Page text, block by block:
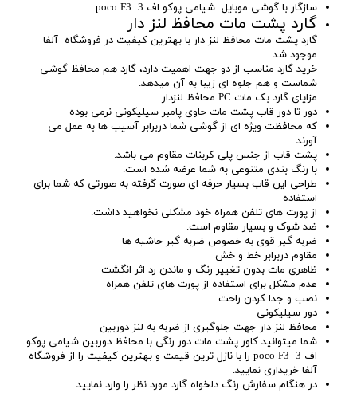
سازگار با گوشی موبایل: شیامی پوکو اف 3 poco F3
گارد پشت مات محافظ لنز دار
گارد پشت مات محافظ لنز دار با بهترین کیفیت در فروشگاه آلفا
موجود شد.
خرید گارد مناسب از دو جهت اهمیت دارد، گارد هم محافظ گوشی
شماست و هم جلوه ای زیبا به آن میدهد.
مزایای گارد بک مات PC محافظ لنزدار:
دور تا دور قاب پشت مات حاوی پامبر سیلیکونی نرمی بوده
که محافظت ویژه ای از گوشی شما دربرابر آسیب ها به عمل می
آورند.
پشت قاب از جنس پلی کربنات مقاوم می باشد.
با رنگ بندی متنوعی به شما عرضه شده است.
طراحی این قاب بسیار حرفه ای صورت گرفته به صورتی که شما برای
استفاده
از پورت های تلفن همراه خود مشکلی نخواهید داشت.
ضد شوک و بسیار مقاوم است.
ضربه گیر قوی به خصوص ضربه گیر حاشیه ها
مقاوم دربرابر خط و خش
ظاهری مات بدون تغییر رنگ و ماندن رد اثر انگشت
عدم مشکل برای استفاده از پورت های تلفن همراه
نصب و جدا کردن راحت
دور سیلیکونی
محافظ لنز دار جهت جلوگیری از ضربه به لنز دوربین
شما میتوانید کاور پشت مات دور رنگی با محافظ دوربین شیامی پوکو
اف 3 poco F3 را با نازل ترین قیمت و بهترین کیفیت را از فروشگاه
آلفا خریداری نمایید.
در هنگام سفارش رنگ دلخواه گارد مورد نظر را وارد نمایید .